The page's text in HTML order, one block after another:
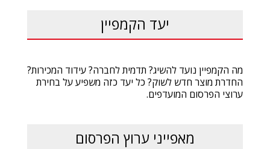
יעד הקמפיין
מה הקמפיין נועד להשיג? תדמית לחברה? עידוד המכירות?
החדרת מוצר חדש לשוק? כל יעד כזה משפיע על בחירת
ערוצי הפרסום המועדפים.
מאפייני ערוץ הפרסום